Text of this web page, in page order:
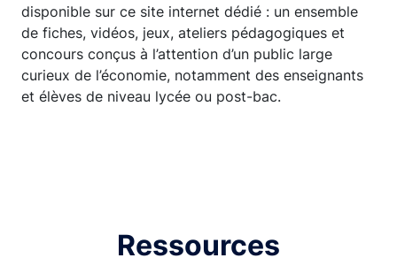
disponible sur ce site internet dédié : un ensemble
de fiches, vidéos, jeux, ateliers pédagogiques et
concours conçus à l’attention d’un public large
curieux de l’économie, notamment des enseignants
et élèves de niveau lycée ou post-bac.
Ressources